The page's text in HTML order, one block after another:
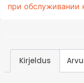
при обслуживании
Kirjeldus